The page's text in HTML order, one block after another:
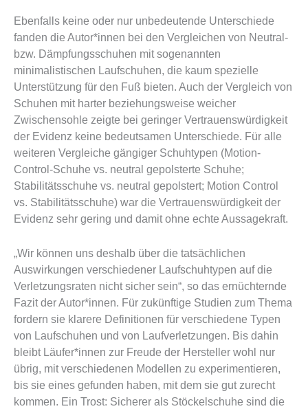
Ebenfalls keine oder nur unbedeutende Unterschiede
fanden die Autor*innen bei den Vergleichen von Neutral-
bzw. Dämpfungsschuhen mit sogenannten
minimalistischen Laufschuhen, die kaum spezielle
Unterstützung für den Fuß bieten. Auch der Vergleich von
Schuhen mit harter beziehungsweise weicher
Zwischensohle zeigte bei geringer Vertrauenswürdigkeit
der Evidenz keine bedeutsamen Unterschiede. Für alle
weiteren Vergleiche gängiger Schuhtypen (Motion-
Control-Schuhe vs. neutral gepolsterte Schuhe;
Stabilitätsschuhe vs. neutral gepolstert; Motion Control
vs. Stabilitätsschuhe) war die Vertrauenswürdigkeit der
Evidenz sehr gering und damit ohne echte Aussagekraft.
„Wir können uns deshalb über die tatsächlichen
Auswirkungen verschiedener Laufschuhtypen auf die
Verletzungsraten nicht sicher sein“, so das ernüchternde
Fazit der Autor*innen. Für zukünftige Studien zum Thema
fordern sie klarere Definitionen für verschiedene Typen
von Laufschuhen und von Laufverletzungen. Bis dahin
bleibt Läufer*innen zur Freude der Hersteller wohl nur
übrig, mit verschiedenen Modellen zu experimentieren,
bis sie eines gefunden haben, mit dem sie gut zurecht
kommen. Ein Trost: Sicherer als Stöckelschuhe sind die